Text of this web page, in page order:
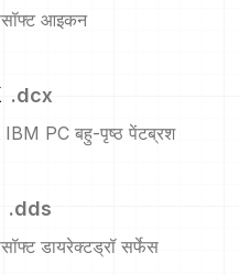
आइकन
.dcx
PC बहु-पृष्ठ पेंटब्रश
.dds
डायरेक्टड्रॉ सर्फेस